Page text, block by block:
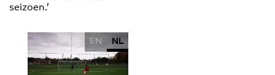
seizoen.’
EN NL